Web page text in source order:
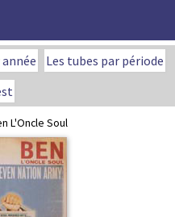
Les tubes par période
L'Oncle Soul